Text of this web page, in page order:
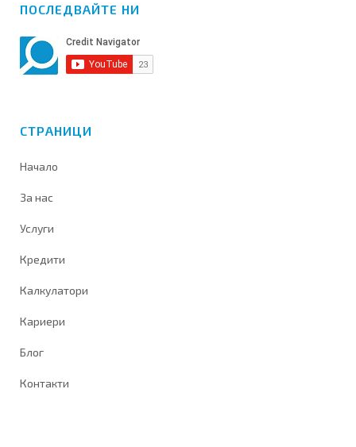
ПОСЛЕДВАЙТЕ НИ
СТРАНИЦИ
Начало
За нас
Услуги
Кредити
Калкулатори
Кариери
Блог
Контакти